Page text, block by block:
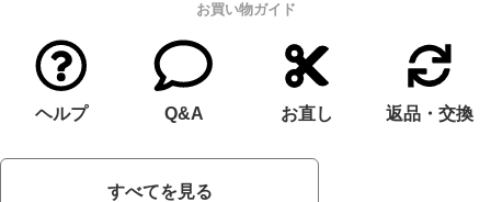
お買い物ガイド
ヘルプ Q&A お直し 返品・交換
すべてを見る